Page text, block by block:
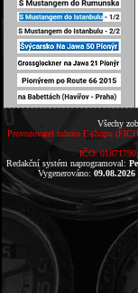
Všechy
Provozovatel tohoto E-shopu
IČO:
Redakční systém naprogramoval:
Vygenerováno: